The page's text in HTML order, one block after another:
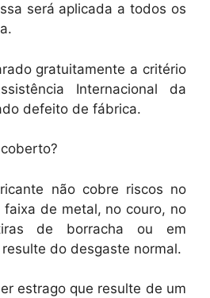
será aplicada a todos os
gratuitamente a critério
Internacional da
defeito de fábrica.
não cobre riscos no
faixa de metal, no couro, no
de borracha ou em
do desgaste normal.
estrago que resulte de um